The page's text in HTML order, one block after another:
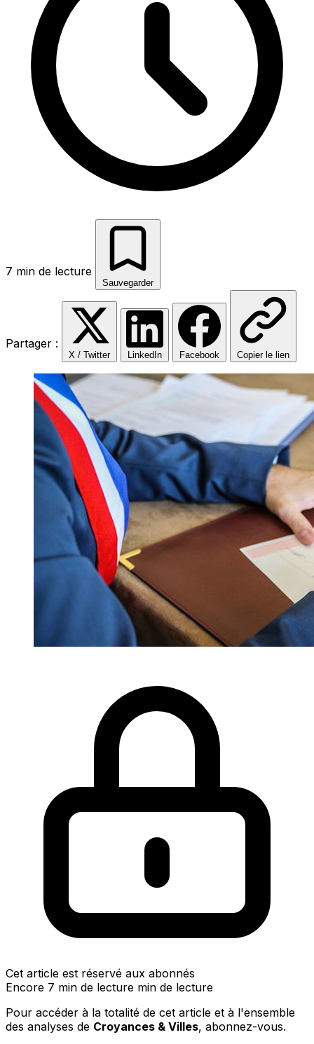
7 min de lecture
Sauvegarder
Partager :
X / Twitter LinkedIn Facebook Copier le lien
Cet article est réservé aux abonnés
Encore 7 min de lecture min de lecture
Pour accéder à la totalité de cet article et à l'ensemble
des analyses de Croyances & Villes, abonnez-vous.